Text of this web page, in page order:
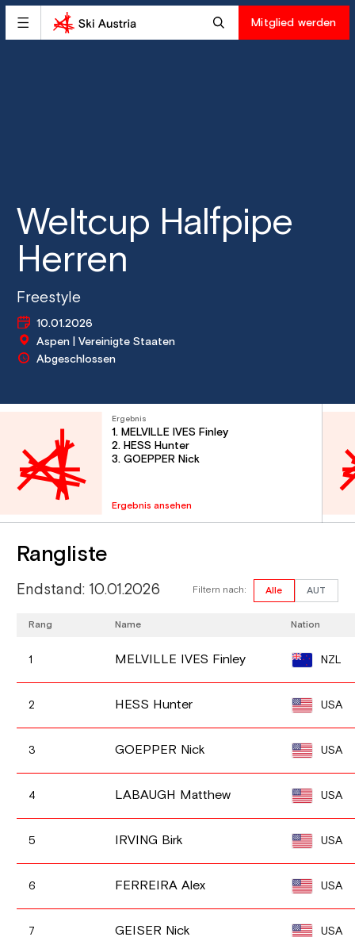
Mitglied werden
Weltcup Halfpipe
Herren
Freestyle
10.01.2026
Aspen | Vereinigte Staaten
Abgeschlossen
Ergebnis
1. MELVILLE IVES Finley
2. HESS Hunter
3. GOEPPER Nick
Ergebnis ansehen
Rangliste
Endstand: 10.01.2026 Filtern nach: Alle AUT
Rang Name Nation
1 MELVILLE IVES Finley NZL
2 HESS Hunter USA
3 GOEPPER Nick USA
4 LABAUGH Matthew USA
5 IRVING Birk USA
6 FERREIRA Alex USA
7 GEISER Nick USA